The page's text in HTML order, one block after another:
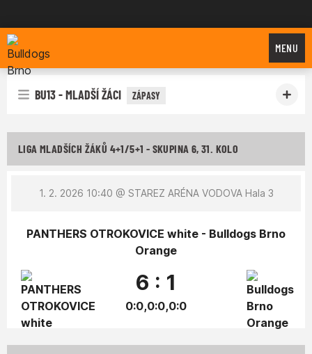
Bulldogs Brno
MENU
BU13 - MLADŠÍ ŽÁCI ZÁPASY
LIGA MLADŠÍCH ŽÁKŮ 4+1/5+1 - SKUPINA 6, 31. KOLO
1. 2. 2026 10:40 @ STAREZ ARÉNA VODOVA Hala 3
PANTHERS OTROKOVICE white - Bulldogs Brno
Orange
6 : 1
0:0,0:0,0:0